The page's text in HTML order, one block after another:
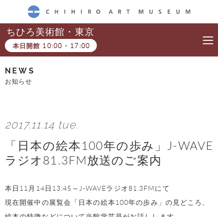
CHIHIRO ART MUSEUM
ちひろ美術館・東京
本日開館 10:00 - 17:00
NEWS
お知らせ
2017.11.14 tue.
「日本の絵本100年の歩み」J-WAVE
ラジオ81.3FM放送のご案内
本日11月14日13:45～J-WAVEラジオ81.3FMにて
現在開催中の展覧会「日本の絵本100年の歩み」の見どころ、